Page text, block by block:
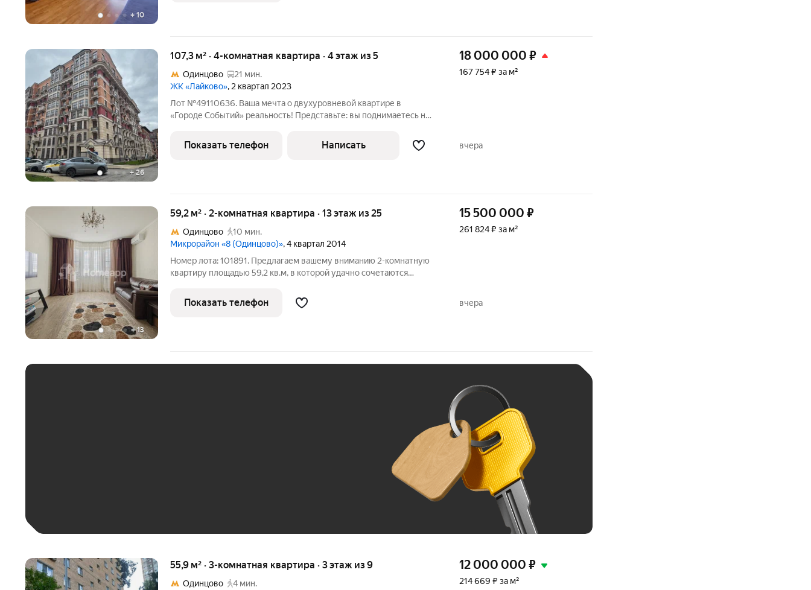
+10
+26
107,3 м² · 4-комнатная квартира · 4 этаж из 5
Одинцово
21 мин.
ЖК «Лайково», 2 квартал 2023
Лот №49110636. Ваша мечта о двухуровневой квартире в
«Городе Событий» реальность! Представьте: вы поднимаетесь на
наполненное светом и воздухом. Это не просто квартира это
стиль жизни, который вы
18 000 000 ₽
167 754 ₽ за м²
Показать телефон Написать вчера
+13
59,2 м² · 2-комнатная квартира · 13 этаж из 25
Одинцово
10 мин.
Микрорайон «8 (Одинцово)», 4 квартал 2014
Номер лота: 101891. Предлагаем вашему вниманию 2-комнатную
квартиру площадью 59,2 кв.м, в которой удачно сочетаются
проживанию. Это тот редкий случай, когда квартира подходит как
молодой семье, так
15 500 000 ₽
261 824 ₽ за м²
Показать телефон вчера
55,9 м² · 3-комнатная квартира · 3 этаж из 9
Одинцово
4 мин.
12 000 000 ₽
214 669 ₽ за м²